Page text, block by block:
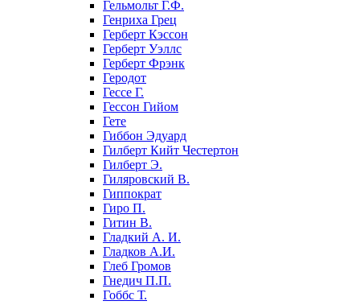
Гельмольт Г.Ф.
Генриха Грец
Герберт Кэссон
Герберт Уэллс
Герберт Фрэнк
Геродот
Гессе Г.
Гессон Гийом
Гете
Гиббон Эдуард
Гилберт Кийт Честертон
Гилберт Э.
Гиляровский В.
Гиппократ
Гиро П.
Гитин В.
Гладкий А. И.
Гладков А.И.
Глеб Громов
Гнедич П.П.
Гоббс Т.